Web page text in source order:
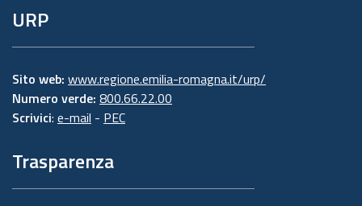
URP
Sito web: www.regione.emilia-romagna.it/urp/
Numero verde: 800.66.22.00
Scrivici: e-mail - PEC
Trasparenza